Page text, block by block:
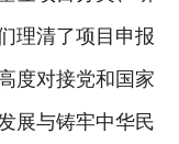
理清了项目申报
度对接党和国家
展与铸牢中华民